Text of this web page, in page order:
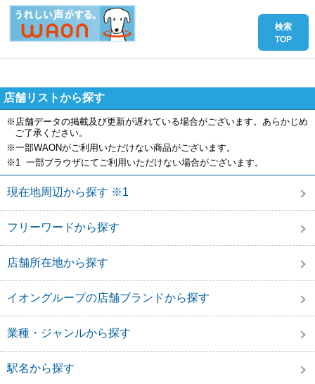
店舗リストから探す
※店舗データの掲載及び更新が遅れている場合がございます。あらかじめ
ご了承ください。
※一部WAONがご利用いただけない商品がございます。
※1 一部ブラウザにてご利用いただけない場合がございます。
現在地周辺から探す ※1
フリーワードから探す
店舗所在地から探す
イオングループの店舗ブランドから探す
業種・ジャンルから探す
駅名から探す